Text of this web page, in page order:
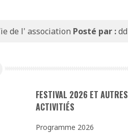
de l' association Posté par :dd
FESTIVAL 2026 ET AUTRES
ACTIVITIÉS
Programme 2026